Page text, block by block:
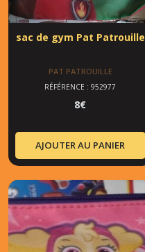
sac de gym Pat Patrouille
PAT PATROUILLE
RÉFÉRENCE : 952977
8€
AJOUTER AU PANIER